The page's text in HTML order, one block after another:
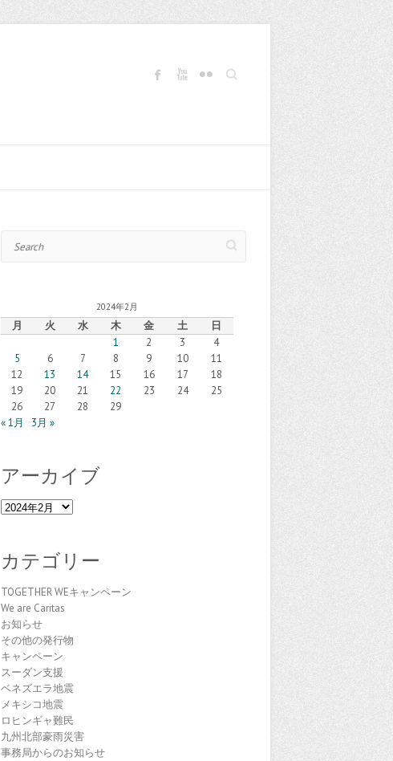
Search
2024年2月
月 火 水 木 金 土
日
1
2 3
4
5
6 7 8 9 10
11
12
13 14 15 16 17
18
19
20 21 22 23 24
25
26
27 28
29
« 1月
3月 »
アーカイブ
ア
イ
ブ
カテゴリー
TOGETHER WEキャンペーン
We are Caritas
お知らせ
その他の発行物
キャンペーン
スーダン支援
ベネズエラ地震
メキシコ地震
ロヒンギャ難民
九州北部豪雨災害
事務局からのお知らせ